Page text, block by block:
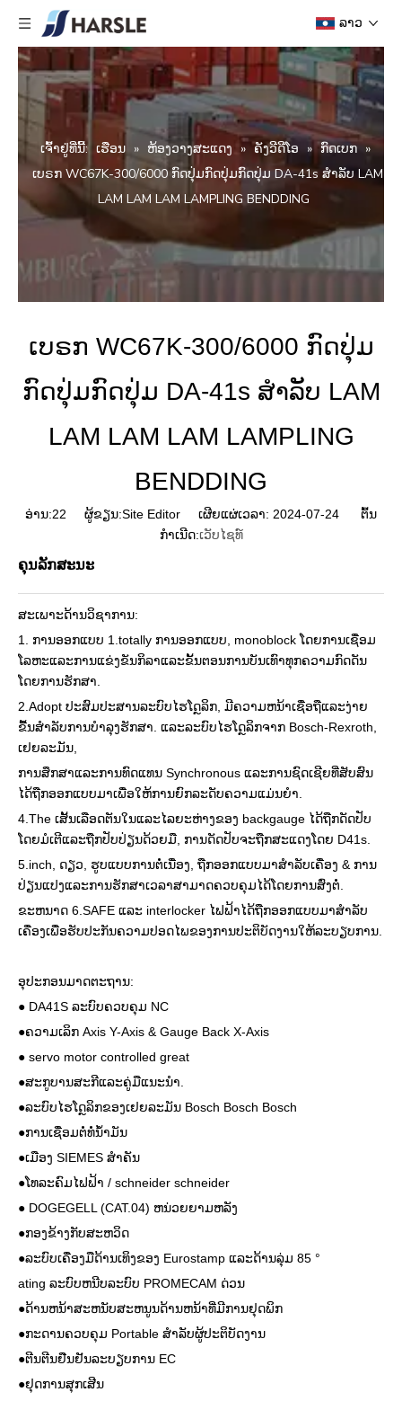
ລາວ
ເຈົ້າ​ຢູ່​ທີ່​ນີ້: ເຮືອນ » ຫ້ອງວາງສະແດງ » ຄັງວີດີໂອ » ກົດເບກ »
ເບຣກ WC67K-300/6000 ກົດປຸ່ມກົດປຸ່ມກົດປຸ່ມ DA-41s ສໍາລັບ LAM
LAM LAM LAM LAMPLING BENDDING
ເບຣກ WC67K-300/6000 ກົດປຸ່ມ
ກົດປຸ່ມກົດປຸ່ມ DA-41s ສໍາລັບ LAM
LAM LAM LAM LAMPLING
BENDDING
ອ່ານ:22 ຜູ້ຂຽນ:Site Editor ເຜີຍແຜ່ເວລາ: 2024-07-24 ຕົ້ນ
ກໍາເນີດ:ເວັບໄຊທ໌
ຄຸນລັກສະນະ
ສະເພາະດ້ານວິຊາການ:
1. ການອອກແບບ 1.totally ການອອກແບບ, monoblock ໂດຍການເຊື່ອມ
ໂລຫະແລະການແຂ່ງຂັນກິລາແລະຂັ້ນຕອນການບັນເທົາທຸກຄວາມກົດດັນ
ໂດຍການຮັກສາ.
2.Adopt ປະສົມປະສານລະບົບໄຮໂດຼລິກ, ມີຄວາມຫນ້າເຊື່ອຖືແລະງ່າຍ
ຂື້ນສໍາລັບການບໍາລຸງຮັກສາ. ແລະລະບົບໄຮໂດຼລິກຈາກ Bosch-Rexroth,
ເຢຍລະມັນ,
ການສຶກສາແລະການທົດແທນ Synchronous ແລະການຊົດເຊີຍທີ່ສັບສົນ
ໄດ້ຖືກອອກແບບມາເພື່ອໃຫ້ການຍົກລະດັບຄວາມແມ່ນຍໍາ.
4.The ເສັ້ນເລືອດຕັນໃນແລະໄລຍະຫ່າງຂອງ backgauge ໄດ້ຖືກດັດປັບ
ໂດຍມໍເຕີແລະຖືກປັບປ່ຽນດ້ວຍມື, ການດັດປັບຈະຖືກສະແດງໂດຍ D41s.
5.inch, ດຽວ, ຮູບແບບການຕໍ່ເນື່ອງ, ຖືກອອກແບບມາສໍາລັບເຄື່ອງ & ການ
ປ່ຽນແປງແລະການຮັກສາເວລາສາມາດຄວບຄຸມໄດ້ໂດຍການສົ່ງຕໍ່.
ຂະຫນາດ 6.SAFE ແລະ interlocker ໄຟຟ້າໄດ້ຖືກອອກແບບມາສໍາລັບ
ເຄື່ອງເພື່ອຮັບປະກັນຄວາມປອດໄພຂອງການປະຕິບັດງານໃຫ້ລະບຽບການ.
ອຸປະກອນມາດຕະຖານ:
● DA41S ລະບົບຄວບຄຸມ NC
●ຄວາມເລິກ Axis Y-Axis & Gauge Back X-Axis
● servo motor controlled great
●ສະກູບານສະກີແລະຄູ່ມືແນະນໍາ.
●ລະບົບໄຮໂດຼລິກຂອງເຢຍລະມັນ Bosch Bosch Bosch
●ການເຊື່ອມຕໍ່ທໍ່ນ້ໍາມັນ
●ເມືອງ SIEMES ສໍາຄັນ
●ໂທລະຄົມໄຟຟ້າ / schneider schneider
● DOGEGELL (CAT.04) ຫນ່ວຍຍາມຫລັງ
●ກອງຂ້າງກັບສະຫວິດ
●ລະບົບເຄື່ອງມືດ້ານເທິງຂອງ Eurostamp ແລະດ້ານລຸ່ມ 85 °
ating ລະບົບຫນີບລະບົບ PROMECAM ດ່ວນ
●ດ້ານຫນ້າສະຫນັບສະຫນູນດ້ານຫນ້າທີ່ມີການຢຸດພິກ
●ກະດານຄວບຄຸມ Portable ສໍາລັບຜູ້ປະຕິບັດງານ
●ຕີນຕີນຢືນຢັນລະບຽບການ EC
●ຢຸດການສຸກເສີນ